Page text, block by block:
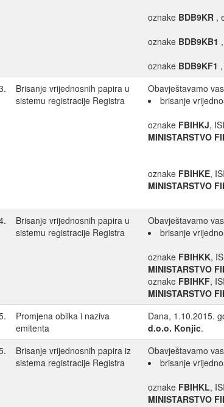
oznake BDB9KR ,
oznake BDB9KB1
oznake BDB9KF1
Brisanje vrijednosnih papira u
sistemu registracije Registra
Obavještavamo
brisanje
oznake FBIHKJ,
MINISTARSTVO
oznake FBIHKE,
MINISTARSTVO
Brisanje vrijednosnih papira u
sistemu registracije Registra
Obavještavamo
brisanje
oznake FBIHKK,
MINISTARSTVO
oznake FBIHKF,
MINISTARSTVO
Promjena oblika i naziva
emitenta
Dana, 1.10.2015.
d.o.o. Konjic.
Brisanje vrijednosnih papira iz
sistema registracije Registra
Obavještavamo
brisanje
oznake FBIHKL,
MINISTARSTVO